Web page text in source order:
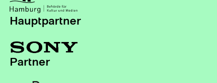
Hauptpartner
Partner